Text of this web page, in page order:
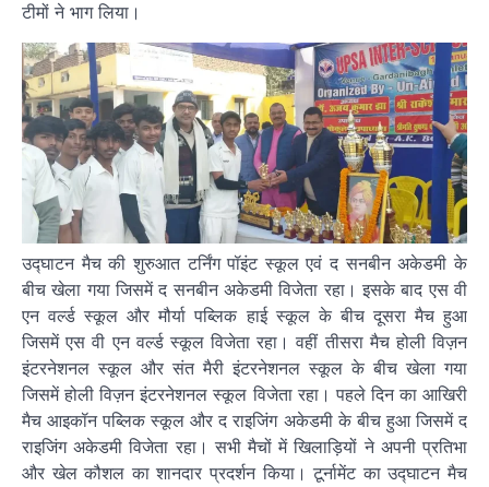
टीमों ने भाग लिया।
उद्घाटन मैच की शुरुआत टर्निंग पॉइंट स्कूल एवं द सनबीन अकेडमी के
बीच खेला गया जिसमें द सनबीन अकेडमी विजेता रहा। इसके बाद एस वी
एन वर्ल्ड स्कूल और मौर्या पब्लिक हाई स्कूल के बीच दूसरा मैच हुआ
जिसमें एस वी एन वर्ल्ड स्कूल विजेता रहा। वहीं तीसरा मैच होली विज़न
इंटरनेशनल स्कूल और संत मैरी इंटरनेशनल स्कूल के बीच खेला गया
जिसमें होली विज़न इंटरनेशनल स्कूल विजेता रहा। पहले दिन का आखिरी
मैच आइकॉन पब्लिक स्कूल और द राइजिंग अकेडमी के बीच हुआ जिसमें द
राइजिंग अकेडमी विजेता रहा। सभी मैचों में खिलाड़ियों ने अपनी प्रतिभा
और खेल कौशल का शानदार प्रदर्शन किया। टूर्नामेंट का उद्घाटन मैच